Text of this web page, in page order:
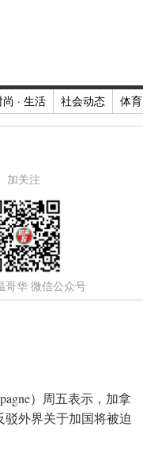
尚 · 生活 社会动态 体育
加关注
哥华 微信公众号
）周五表示，加拿
外界关于加国将被迫